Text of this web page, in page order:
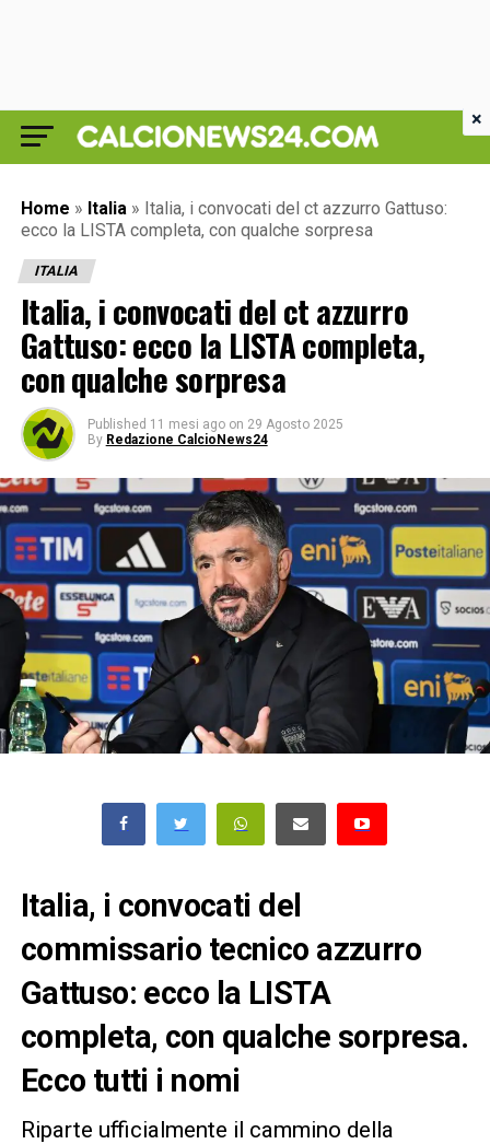
Home » Italia » Italia, i convocati del ct azzurro Gattuso:
ecco la LISTA completa, con qualche sorpresa
ITALIA
Italia, i convocati del ct azzurro
Gattuso: ecco la LISTA completa,
con qualche sorpresa
Published 11 mesi ago on 29 Agosto 2025
By Redazione CalcioNews24
Italia, i convocati del
commissario tecnico azzurro
Gattuso: ecco la LISTA
completa, con qualche sorpresa.
Ecco tutti i nomi
Riparte ufficialmente il cammino della
×